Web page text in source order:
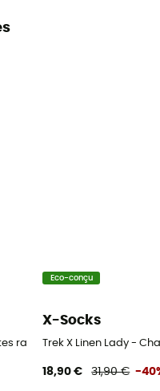
randonnée femme
Eco-conçu
X-Socks
Trek X Linen Lady -
18,90 € 31,90 € -